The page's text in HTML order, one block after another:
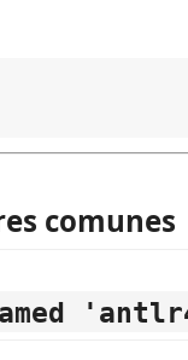
comunes